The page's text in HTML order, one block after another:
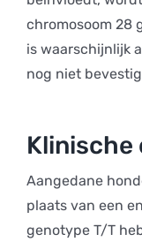
chromosoom 28
is waarschijnlijk
nog niet
Klinische
Aangedane
plaats van een
genotype T/T